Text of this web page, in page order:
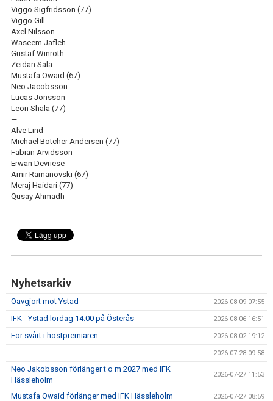
Viggo Sigfridsson (77)
Viggo Gill
Axel Nilsson
Waseem Jafleh
Gustaf Winroth
Zeidan Sala
Mustafa Owaid (67)
Neo Jacobsson
Lucas Jonsson
Leon Shala (77)
—
Alve Lind
Michael Bötcher Andersen (77)
Fabian Arvidsson
Erwan Devriese
Amir Ramanovski (67)
Meraj Haidari (77)
Qusay Ahmadh
Nyhetsarkiv
Oavgjort mot Ystad 2026-08-09 07:55
IFK - Ystad lördag 14.00 på Österås 2026-08-06 16:51
För svårt i höstpremiären 2026-08-02 19:12
2026-07-28 09:58
Neo Jakobsson förlänger t o m 2027 med IFK
Hässleholm
2026-07-27 11:53
Mustafa Owaid förlänger med IFK Hässleholm 2026-07-27 08:59